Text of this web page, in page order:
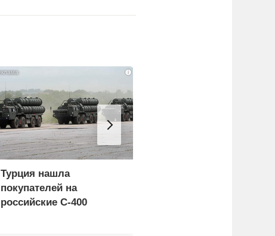
i
Турция нашла
покупателей на
российские C-400